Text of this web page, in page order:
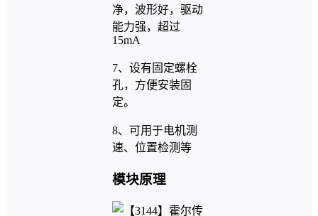
净，波形好，驱动
能力强，超过
15mA
7、设有固定螺栓
孔，方便安装固
定。
8、可用于电机测
速、位置检测等
模块原理